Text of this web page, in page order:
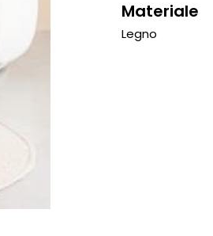
Materiale
Legno